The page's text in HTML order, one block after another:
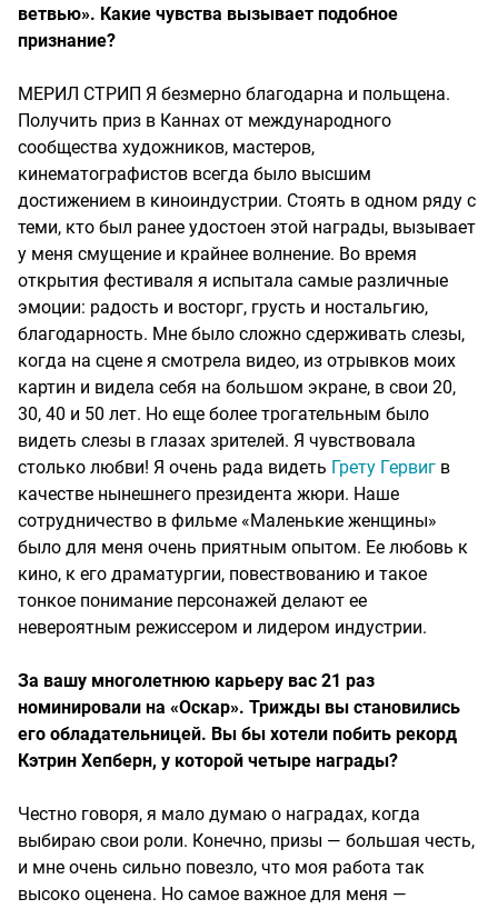
ветвью». Какие чувства вызывает подобное
признание?
МЕРИЛ СТРИП Я безмерно благодарна и польщена.
Получить приз в Каннах от международного
сообщества художников, мастеров,
кинематографистов всегда было высшим
достижением в киноиндустрии. Стоять в одном ряду с
теми, кто был ранее удостоен этой награды, вызывает
у меня смущение и крайнее волнение. Во время
открытия фестиваля я испытала самые различные
эмоции: радость и восторг, грусть и ностальгию,
благодарность. Мне было сложно сдерживать слезы,
когда на сцене я смотрела видео, из отрывков моих
картин и видела себя на большом экране, в свои 20,
30, 40 и 50 лет. Но еще более трогательным было
видеть слезы в глазах зрителей. Я чувствовала
столько любви! Я очень рада видеть Грету Гервиг в
качестве нынешнего президента жюри. Наше
сотрудничество в фильме «Маленькие женщины»
было для меня очень приятным опытом. Ее любовь к
кино, к его драматургии, повествованию и такое
тонкое понимание персонажей делают ее
невероятным режиссером и лидером индустрии.
За вашу многолетнюю карьеру вас 21 раз
номинировали на «Оскар». Трижды вы становились
его обладательницей. Вы бы хотели побить рекорд
Кэтрин Хепберн, у которой четыре награды?
Честно говоря, я мало думаю о наградах, когда
выбираю свои роли. Конечно, призы — большая честь,
и мне очень сильно повезло, что моя работа так
высоко оценена. Но самое важное для меня —